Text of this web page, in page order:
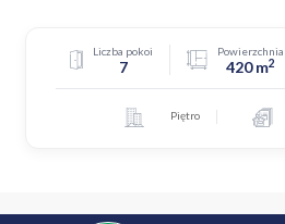
Liczba pokoi
7
Powierzchnia
420 m2
Piętro